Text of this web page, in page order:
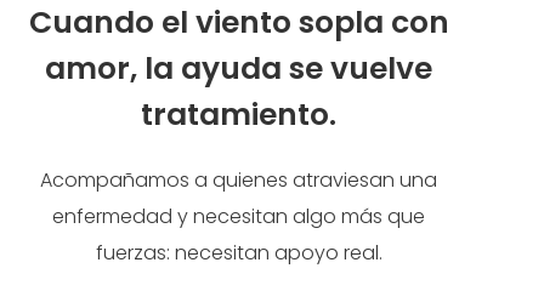
Cuando el viento sopla con
amor, la ayuda se vuelve
tratamiento.
Acompañamos a quienes atraviesan una
enfermedad y necesitan algo más que
fuerzas: necesitan apoyo real.